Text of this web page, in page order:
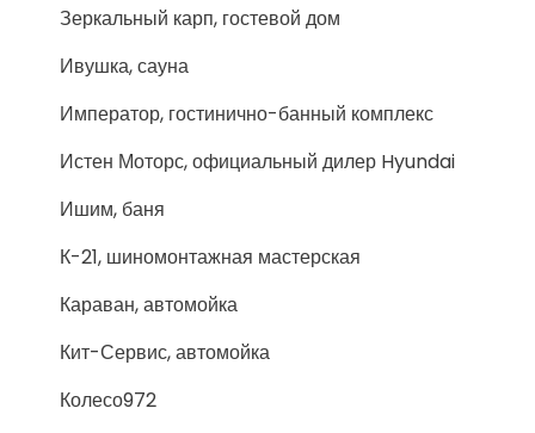
Зеркальный карп, гостевой дом
Ивушка, сауна
Император, гостинично-банный комплекс
Истен Моторс, официальный дилер Hyundai
Ишим, баня
К-21, шиномонтажная мастерская
Караван, автомойка
Кит-Сервис, автомойка
Колесо972